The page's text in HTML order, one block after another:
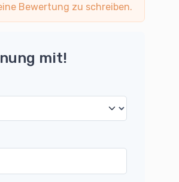
Bewertung zu schreiben.
mit!